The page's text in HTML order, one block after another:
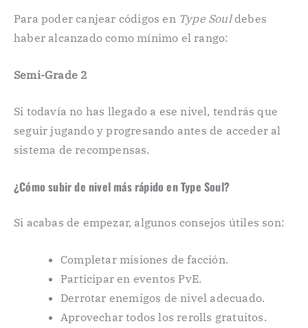
Para poder canjear códigos en Type Souldebes
haber alcanzado como mínimo el rango:
Semi-Grade 2
Si todavía no has llegado a ese nivel, tendrás que
seguir jugando y progresando antes de acceder al
sistema de recompensas.
¿Cómo subir de nivel más rápido en Type Soul?
Si acabas de empezar, algunos consejos útiles son:
Completar misiones de facción.
Participar en eventos PvE.
Derrotar enemigos de nivel adecuado.
Aprovechar todos los rerolls gratuitos.